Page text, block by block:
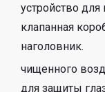
устройство
клапанная
наголовник.
чищенного
для защиты